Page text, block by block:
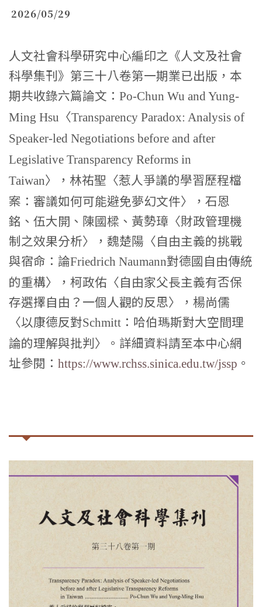
2026/05/29
人文社會科學研究中心編印之《人文及社會
科學集刊》第三十八卷第一期業已出版，本
期共收錄六篇論文： Po-Chun Wu and Yung-
Ming Hsu
〈Transparency Paradox: Analysis of
Speaker-led Negotiations before and after
Legislative Transparency Reforms in
Taiwan〉，林祐聖〈惹人爭議的學習歷程檔
案：審議如何可能避免夢幻文件〉，石恩
銘、伍大開、陳國樑、黃勢璋〈財政管理機
制之效果分析〉，魏楚陽〈自由主義的挑戰
與宿命：論Friedrich Naumann對德國自由傳統
的重構〉，柯政佑〈自由家父長主義有否保
存選擇自由？一個人觀的反思〉，楊尚儒
〈以康德反對Schmitt ：哈伯瑪斯對大空間理
論的理解與批判〉。詳細資料請至本中心網
址參閱： https://www.rchss.sinica.edu.tw/jssp 。